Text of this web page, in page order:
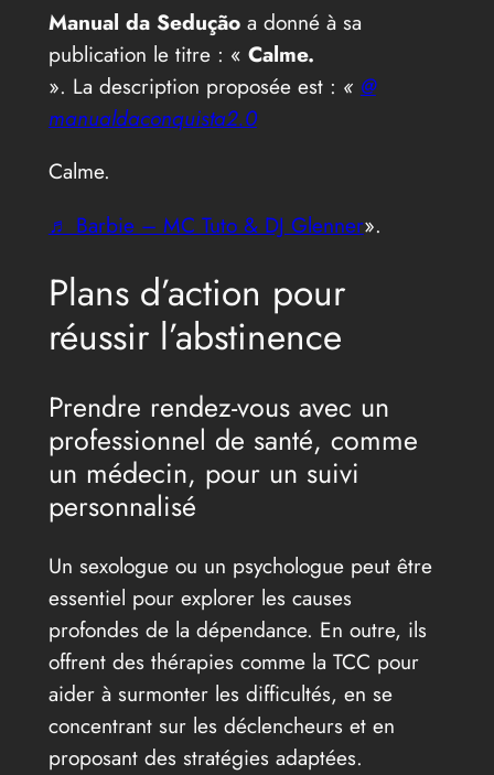
Manual da Seduçãoa donné à sa
publication le titre : « Calme.
». La description proposée est : « @
manualdaconquista2.0
Calme.
♬ Barbie – MC Tuto & DJ Glenner».
Plans d’action pour
réussir l’abstinence
Prendre rendez-vous avec un
professionnel de santé, comme
un médecin, pour un suivi
personnalisé
Un sexologue ou un psychologue peut être
essentiel pour explorer les causes
profondes de la dépendance. En outre, ils
offrent des thérapies comme la TCC pour
aider à surmonter les difficultés, en se
concentrant sur les déclencheurs et en
proposant des stratégies adaptées.